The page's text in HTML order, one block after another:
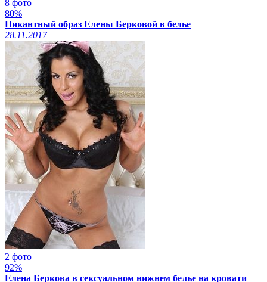
8 фото
80%
Пикантный образ Елены Берковой в белье
28.11.2017
2 фото
92%
Елена Беркова в сексуальном нижнем белье на кровати